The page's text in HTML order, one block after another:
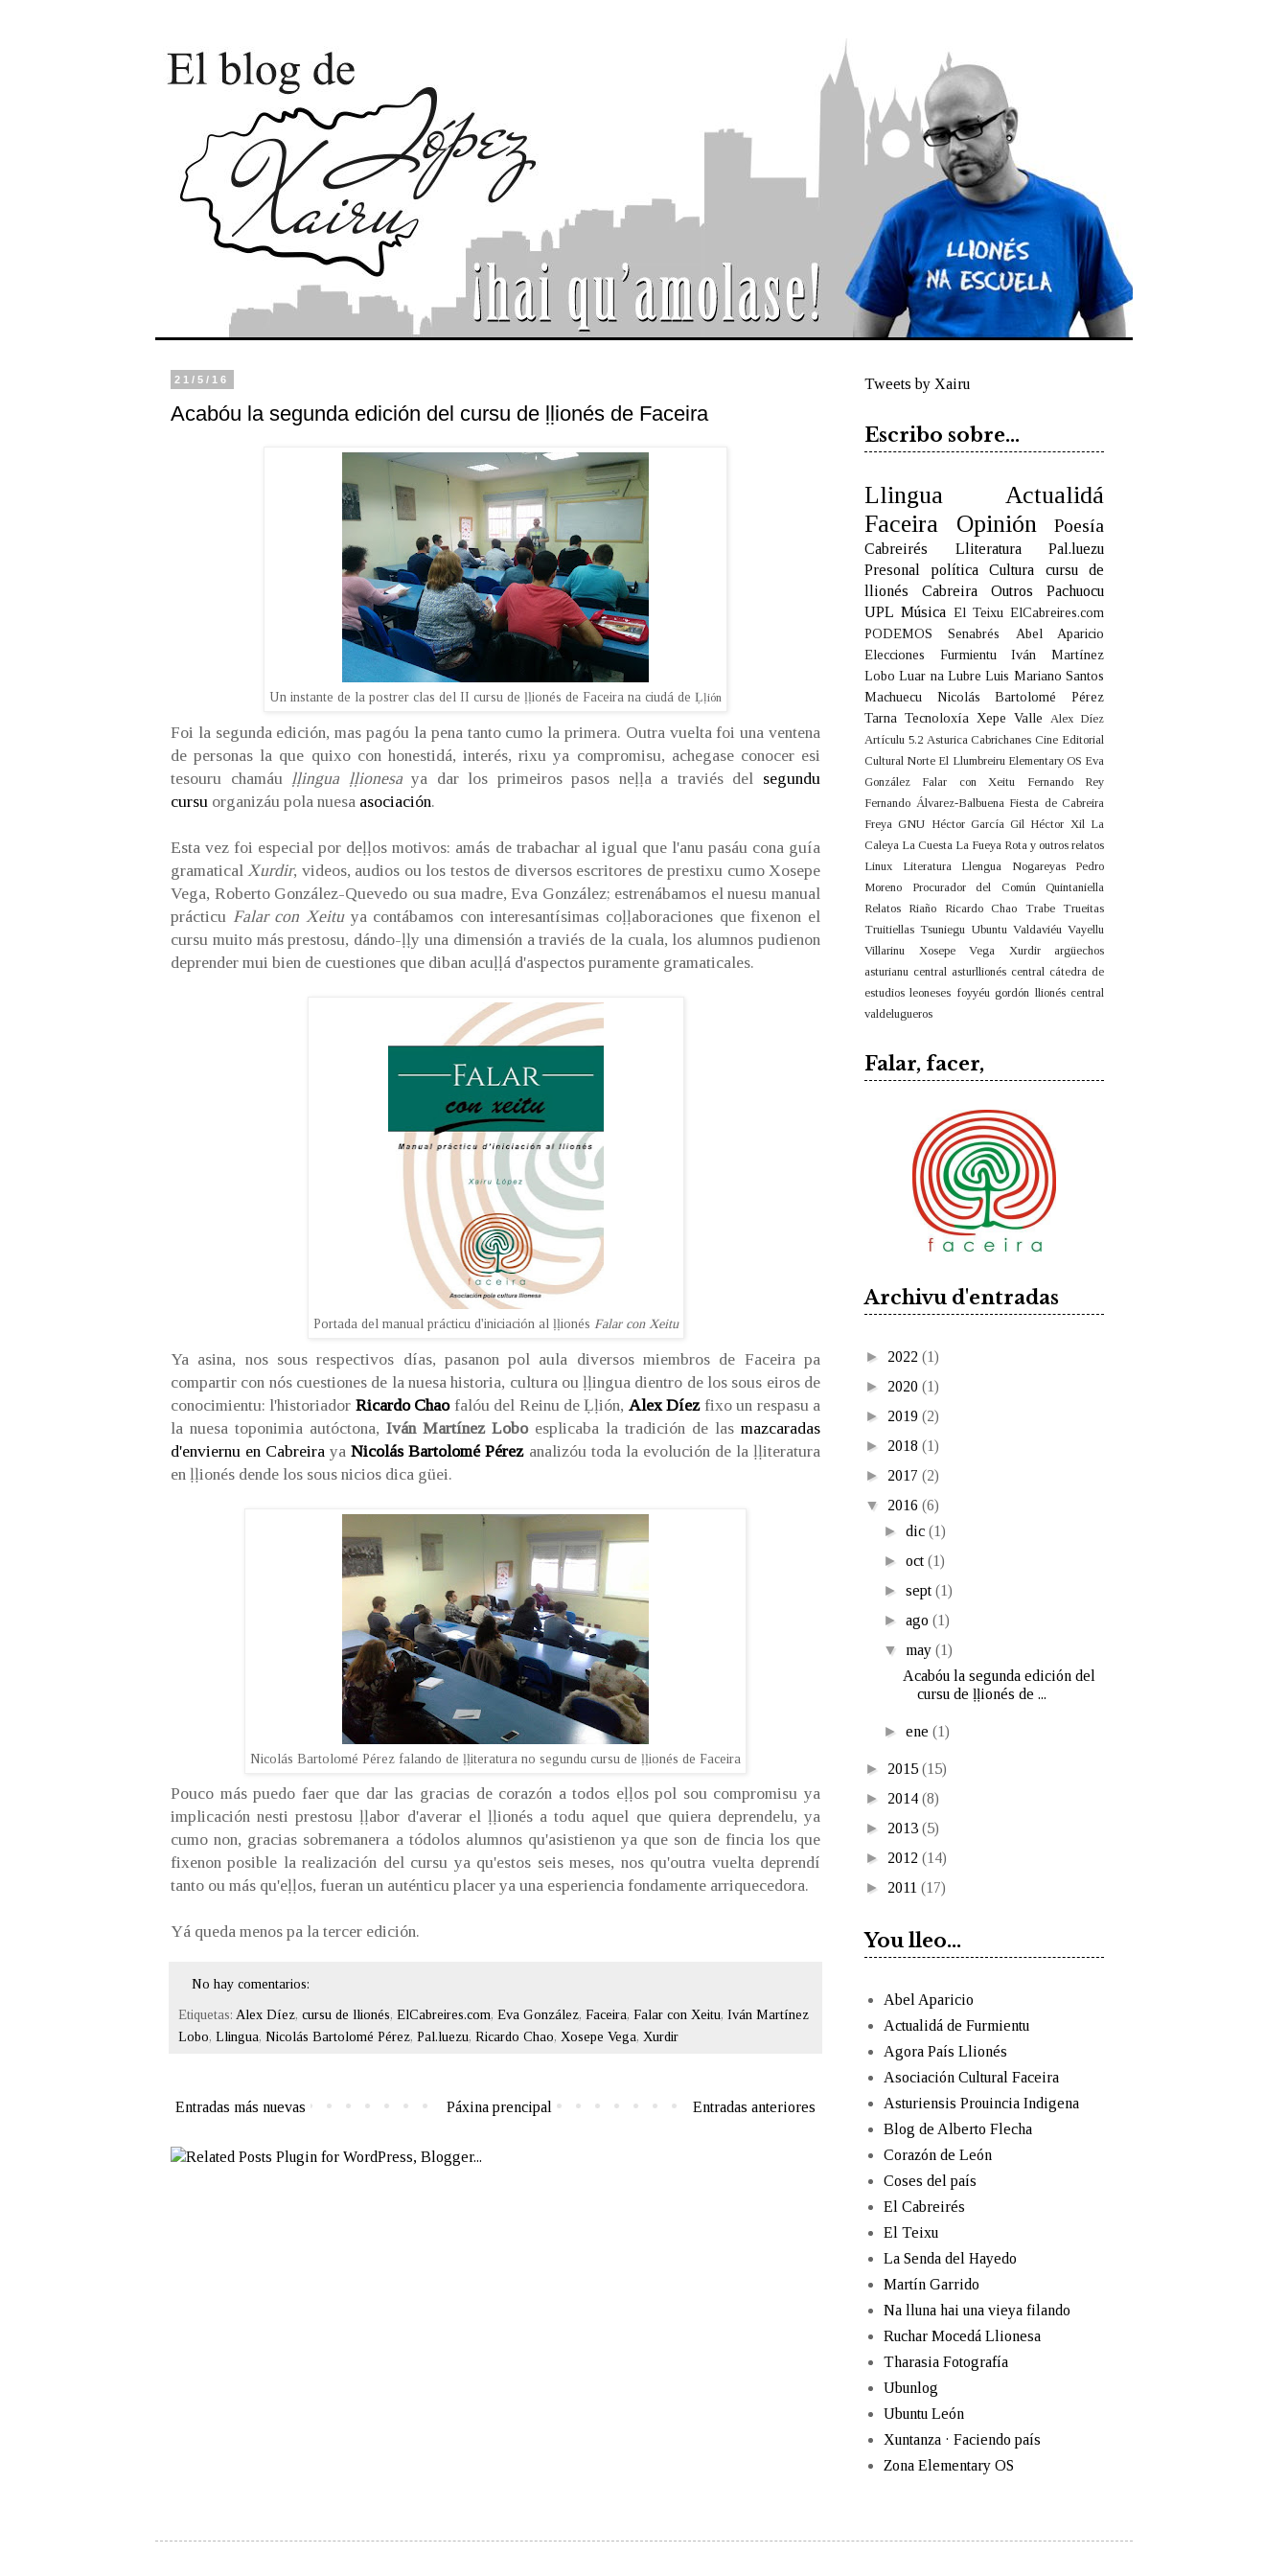
21/5/16
Acabóu la segunda edición del cursu de ḷḷionés de Faceira
Un instante de la postrer clas del II cursu de ḷḷionés de Faceira na ciudá de Ḷḷión
Foi la segunda edición, mas pagóu la pena tanto cumo la primera. Outra vuelta foi una ventena
de personas la que quixo con honestidá, interés, rixu ya compromisu, achegase conocer esi
tesouru chamáu ḷḷingua ḷḷionesaya dar los primeiros pasos neḷḷa a traviés del segundu
cursu organizáu pola nuesa asociación.
Esta vez foi especial por deḷḷos motivos: amás de trabachar al igual que l'anu pasáu cona guía
gramatical Xurdir, videos, audios ou los testos de diversos escritores de prestixu cumo Xosepe
Vega, Roberto González-Quevedo ou sua madre, Eva González; estrenábamos el nuesu manual
prácticu Falar con Xeituya contábamos con interesantísimas coḷḷaboraciones que fixenon el
cursu muito más prestosu, dándo-ḷḷy una dimensión a traviés de la cuala, los alumnos pudienon
deprender mui bien de cuestiones que diban acuḷḷá d'aspectos puramente gramaticales.
Portada del manual prácticu d'iniciación al ḷḷionés Falar con Xeitu
Ya asina, nos sous respectivos días, pasanon pol aula diversos miembros de Faceira pa
compartir con nós cuestiones de la nuesa historia, cultura ou ḷḷingua dientro de los sous eiros de
conocimientu: l'historiador Ricardo Chaofalóu del Reinu de Ḷḷión, Alex Díezfixo un respasu a
la nuesa toponimia autóctona, Iván Martínez Loboesplicaba la tradición de las mazcaradas
d'enviernu en Cabreira yaNicolás Bartolomé Pérezanalizóu toda la evolución de la ḷḷiteratura
en ḷḷionés dende los sous nicios dica güei.
Nicolás Bartolomé Pérez falando de ḷḷiteratura no segundu cursu de ḷḷionés de Faceira
Pouco más puedo faer que dar las gracias de corazón a todos eḷḷos pol sou compromisu ya
implicación nesti prestosu ḷḷabor d'averar el ḷḷionés a todu aquel que quiera deprendelu, ya
cumo non, gracias sobremanera a tódolos alumnos qu'asistienon ya que son de fincia los que
fixenon posible la realización del cursu ya qu'estos seis meses, nos qu'outra vuelta deprendí
tanto ou más qu'eḷḷos, fueran un auténticu placer ya una esperiencia fondamente arriquecedora.
Yá queda menos pa la tercer edición.
No hay comentarios:
Etiquetas: Alex Díez, cursu de llionés, ElCabreires.com, Eva González, Faceira, Falar con Xeitu, Iván Martínez
Lobo, Llingua, Nicolás Bartolomé Pérez, Pal.luezu, Ricardo Chao, Xosepe Vega, Xurdir
Entradas más nuevas Entradas anteriores
Páxina prencipal
Tweets by Xairu
Escribo sobre...
Llingua
Actualidá
Faceira
Opinión Poesía
Cabreirés Lliteratura
Pal.luezu
Presonal
política Cultura
cursu de
llionés
Cabreira Outros
Pachuocu
UPL Música El Teixu ElCabreires.com
PODEMOS
Senabrés
Abel Aparicio
Elecciones
Furmientu
Iván Martínez
Lobo Luar na Lubre Luis Mariano Santos
Machuecu
Nicolás Bartolomé Pérez
Tarna Tecnoloxía Xepe Valle
Alex Díez
Artículu 5.2 Asturica Cabrichanes Cine Editorial
Cultural Norte El Llumbreiru Elementary OS Eva
González
Falar con Xeitu
Fernando Rey
Fernando Álvarez-Balbuena Fiesta de Cabreira
Freya GNU Héctor García Gil Héctor Xil La
Caleya La Cuesta La Fueya Rota y outros relatos
Linux
Literatura Llengua Nogareyas
Pedro
Moreno
Procurador del Común
Quintaniella
Relatos
Riaño Ricardo Chao Trabe
Trueitas
Truitiellas Tsuniegu Ubuntu Valdaviéu Vayellu
Villarinu
Xosepe Vega Xurdir
argüechos
asturianu central asturllionés central cátedra de
estudios leoneses foyyéu gordón llionés central
valdelugueros
Falar, facer,
Archivu d'entradas
► 2022 (1)
► 2020 (1)
► 2019 (2)
► 2018 (1)
► 2017 (2)
▼ 2016 (6)
►dic(1)
►oct(1)
►sept(1)
►ago(1)
▼ may(1)
Acabóu la segunda edición del
cursu de ḷḷionés de ...
►ene(1)
► 2015 (15)
► 2014 (8)
► 2013 (5)
► 2012 (14)
► 2011 (17)
You lleo...
Abel Aparicio
Actualidá de Furmientu
Agora País Llionés
Asociación Cultural Faceira
Asturiensis Prouincia Indigena
Blog de Alberto Flecha
Corazón de León
Coses del país
El Cabreirés
El Teixu
La Senda del Hayedo
Martín Garrido
Na lluna hai una vieya filando
Ruchar Mocedá Llionesa
Tharasia Fotografía
Ubunlog
Ubuntu León
Xuntanza · Faciendo país
Zona Elementary OS